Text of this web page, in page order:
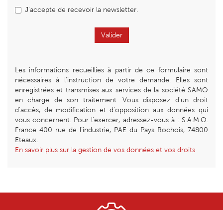
J'accepte de recevoir la newsletter.
Valider
Les informations recueillies à partir de ce formulaire sont
nécessaires à l'instruction de votre demande. Elles sont
enregistrées et transmises aux services de la société SAMO
en charge de son traitement. Vous disposez d'un droit
d'accès, de modification et d'opposition aux données qui
vous concernent. Pour l'exercer, adressez-vous à : S.A.M.O.
France 400 rue de l’industrie, PAE du Pays Rochois, 74800
Eteaux.
En savoir plus sur la gestion de vos données et vos droits